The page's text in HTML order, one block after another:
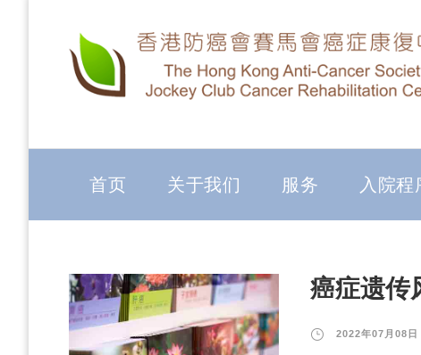
首页 关于我们 服务 入院程
癌症遗传
2022年07月08日